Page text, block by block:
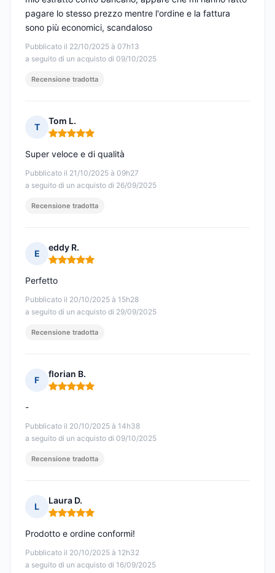
Pubblicato il 22/10/2025 à 07h13
a seguito di un acquisto di 09/10/2025
pagare lo stesso prezzo mentre l'ordine e la fattura
sono più economici, scandaloso
Recensione tradotta
T
Tom L.
Nota: 5 su 5
Pubblicato il 21/10/2025 à 09h27
a seguito di un acquisto di 26/09/2025
Super veloce e di qualità
Recensione tradotta
E
eddy R.
Nota: 5 su 5
Pubblicato il 20/10/2025 à 15h28
a seguito di un acquisto di 29/09/2025
Perfetto
Recensione tradotta
F
florian B.
Nota: 5 su 5
Pubblicato il 20/10/2025 à 14h38
a seguito di un acquisto di 09/10/2025
-
Recensione tradotta
L
Laura D.
Nota: 5 su 5
Pubblicato il 20/10/2025 à 12h32
a seguito di un acquisto di 16/09/2025
Prodotto e ordine conformi!